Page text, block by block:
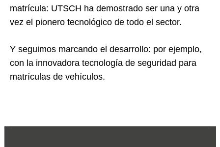
matrícula: UTSCH ha demostrado ser una y otra
vez el pionero tecnológico de todo el sector.
Y seguimos marcando el desarrollo: por ejemplo,
con la innovadora tecnología de seguridad para
matrículas de vehículos.